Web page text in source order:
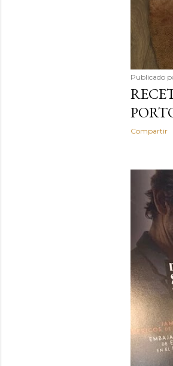
Publicado
Compartir